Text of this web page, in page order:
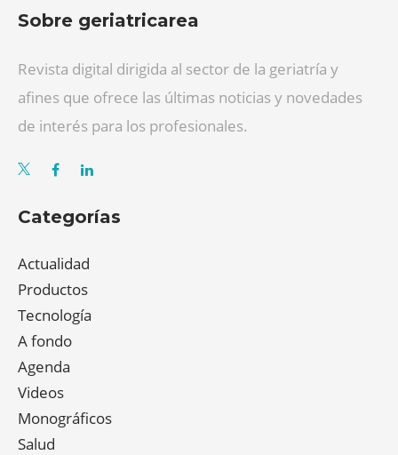
Sobre geriatricarea
Revista digital dirigida al sector de la geriatría y
afines que ofrece las últimas noticias y novedades
de interés para los profesionales.
Categorías
Actualidad
Productos
Tecnología
A fondo
Agenda
Videos
Monográficos
Salud